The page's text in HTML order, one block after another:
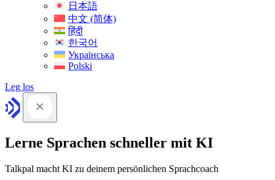
日本語
中文 (简体)
हिंदी
한국어
Українська
Polski
Leg los
Lerne Sprachen schneller mit KI
Talkpal macht KI zu deinem persönlichen Sprachcoach